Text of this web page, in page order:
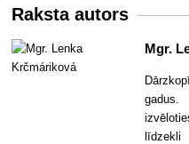
Raksta autors
Mgr.
līdzekli